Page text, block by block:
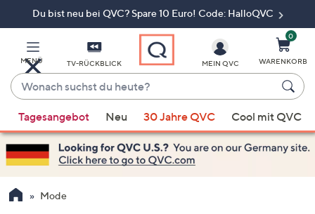
Du bist neu bei QVC? Spare 10 Euro! Code: HalloQVC
MENÜ TV-RÜCKBLICK
Wonach
suchst
du
heute?
Vorschläge
verfügbar
sind,
verwenden
Sie
MEIN QVC
0
WARENKORB
Tagesangebot Neu 30 Jahre QVC Cool mit QVC
Mode